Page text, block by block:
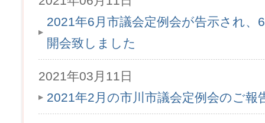
2021年6月市議会定例会が告示され、
開会致しました
2021年03月11日
2021年2月の市川市議会定例会のご報